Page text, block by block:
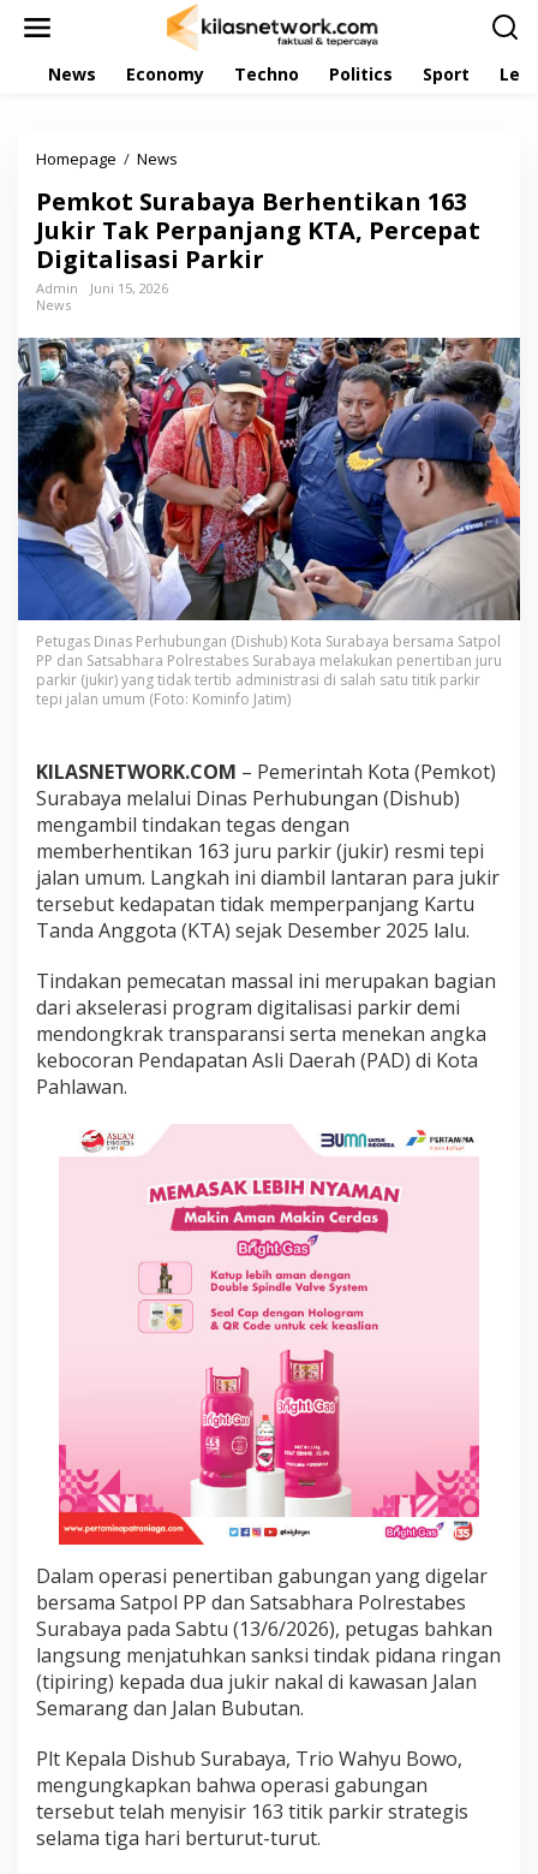
News Economy Techno Politics Sport
Homepage / News
m
k
o
a
b
a
y
a
B
e
r
h
e
n
t
i
k
a
n
1
J
u
k
i
r
T
a
k
P
r
p
n
j
A
e
c
e
a
l
s
a
s
i
P
a
r
i
r
Pemkot Surabaya Berhentikan 163
Jukir Tak Perpanjang KTA, Percepat
Digitalisasi Parkir
Admin
Juni 15, 2026
News
Petugas Dinas Perhubungan (Dishub) Kota Surabaya bersama Satpol
PP dan Satsabhara Polrestabes Surabaya melakukan penertiban juru
parkir (jukir) yang tidak tertib administrasi di salah satu titik parkir
tepi jalan umum (Foto: Kominfo Jatim)
KILASNETWORK.COM – Pemerintah Kota (Pemkot)
Surabaya melalui Dinas Perhubungan (Dishub)
mengambil tindakan tegas dengan
memberhentikan 163 juru parkir (jukir) resmi tepi
jalan umum. Langkah ini diambil lantaran para jukir
tersebut kedapatan tidak memperpanjang Kartu
Tanda Anggota (KTA) sejak Desember 2025 lalu.
Tindakan pemecatan massal ini merupakan bagian
dari akselerasi program digitalisasi parkir demi
mendongkrak transparansi serta menekan angka
kebocoran Pendapatan Asli Daerah (PAD) di Kota
Pahlawan.
Dalam operasi penertiban gabungan yang digelar
bersama Satpol PP dan Satsabhara Polrestabes
Surabaya pada Sabtu (13/6/2026), petugas bahkan
langsung menjatuhkan sanksi tindak pidana ringan
(tipiring) kepada dua jukir nakal di kawasan Jalan
Semarang dan Jalan Bubutan.
Plt Kepala Dishub Surabaya, Trio Wahyu Bowo,
mengungkapkan bahwa operasi gabungan
tersebut telah menyisir 163 titik parkir strategis
selama tiga hari berturut-turut.